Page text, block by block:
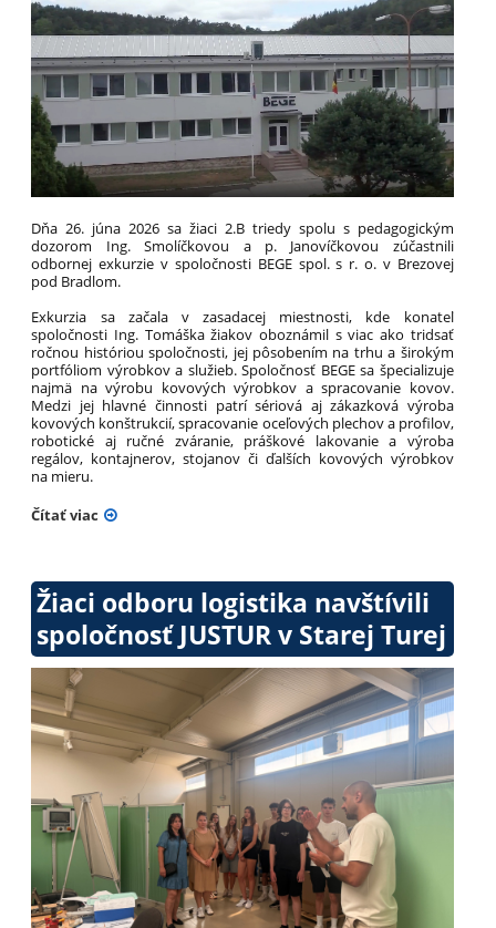
Dňa 26. júna 2026 sa žiaci 2.B triedy spolu s pedagogickým
dozorom Ing. Smolíčkovou a p. Janovíčkovou zúčastnili
odbornej exkurzie v spoločnosti BEGE spol. s r. o. v Brezovej
pod Bradlom.
Exkurzia sa začala v zasadacej miestnosti, kde konateľ
spoločnosti Ing. Tomáška žiakov oboznámil s viac ako tridsať
ročnou históriou spoločnosti, jej pôsobením na trhu a širokým
portfóliom výrobkov a služieb. Spoločnosť BEGE sa špecializuje
najmä na výrobu kovových výrobkov a spracovanie kovov.
Medzi jej hlavné činnosti patrí sériová aj zákazková výroba
kovových konštrukcií, spracovanie oceľových plechov a profilov,
robotické aj ručné zváranie, práškové lakovanie a výroba
regálov, kontajnerov, stojanov či ďalších kovových výrobkov
na mieru.
Čítať viac
Žiaci odboru logistika navštívili
spoločnosť JUSTUR v Starej Turej